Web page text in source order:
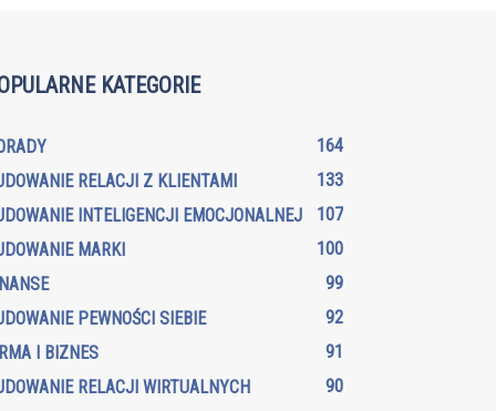
KATEGORIE
164
RELACJI Z KLIENTAMI
133
INTELIGENCJI EMOCJONALNEJ
107
MARKI
100
99
PEWNOŚCI SIEBIE
92
I BIZNES
91
RELACJI WIRTUALNYCH
90